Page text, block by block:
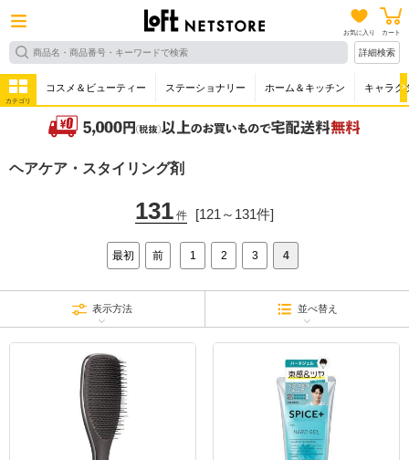
お気に入り カート
詳細検索
カテゴリ
コスメ＆ビューティー ステーショナリー ホーム＆キッチン キャラク
ヘアケア・スタイリング剤
131 件 [121～131件]
最初 前 1 2 3 4
表示方法 並べ替え